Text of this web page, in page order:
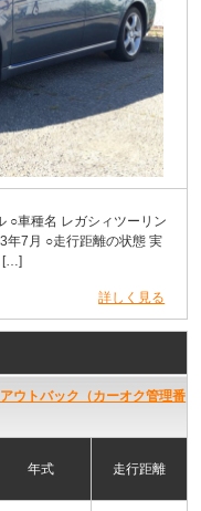
車種名 レガシィツーリン
年7月 ○走行距離の状態 実
[…]
詳しく見る
ウトバック（カーオク管理番
年式 走行距離